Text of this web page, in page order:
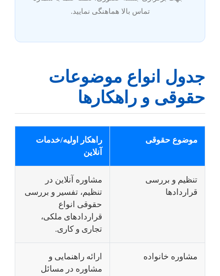
تماس بالا هماهنگی نمایید.
جدول انواع موضوعات
حقوقی و راهکارها
موضوع حقوقی
راهکار اولیه/خدمات
آنلاین
تنظیم و بررسی
قراردادها
مشاوره آنلاین در
تنظیم، تفسیر و بررسی
حقوقی انواع
قراردادهای ملکی،
تجاری و کاری.
مشاوره خانواده
ارائه راهنمایی و
مشاوره در مسائل